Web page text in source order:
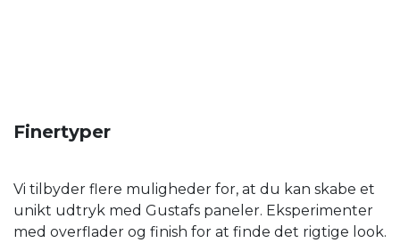
Finertyper
Vi tilbyder flere muligheder for, at du kan skabe et
unikt udtryk med Gustafs paneler. Eksperimenter
med overflader og finish for at finde det rigtige look.